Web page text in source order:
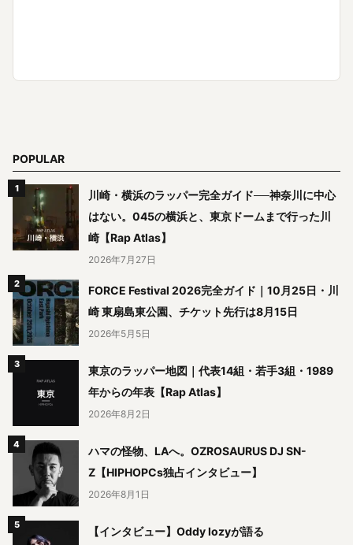
POPULAR
川崎・横浜のラッパー完全ガイド──神奈川に中心
はない。045の横浜と、東京ドームまで行った川
崎【Rap Atlas】
2026年7月27日
FORCE Festival 2026完全ガイド｜10月25日・川
崎 東扇島東公園、チケット先行は8月15日
2026年5月5日
東京のラッパー地図｜代表14組・若手3組・1989
年からの年表【Rap Atlas】
2026年8月2日
ハマの怪物、LAへ。OZROSAURUS DJ SN-
Z【HIPHOPCs独占インタビュー】
2026年8月1日
【インタビュー】Oddy lozyが語る